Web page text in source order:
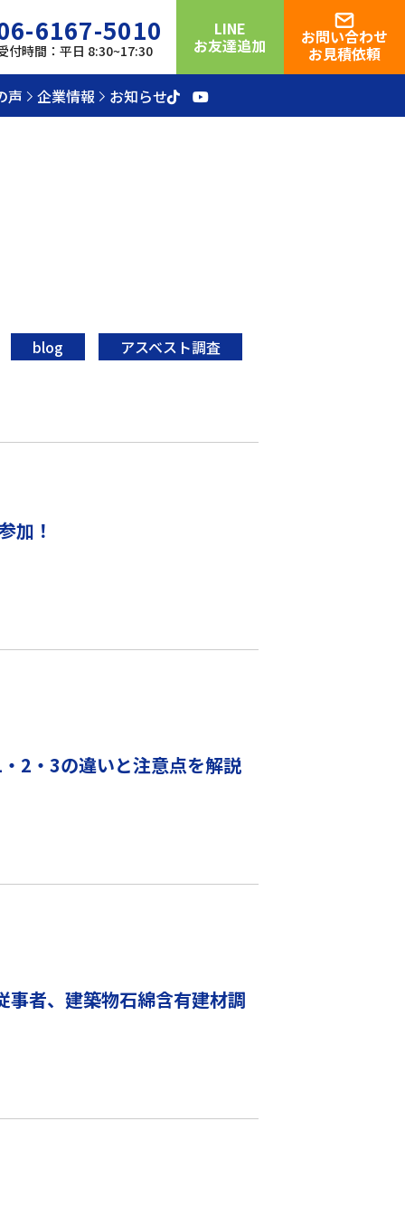
6167-5010
付時間：平日 8:30~17:30
LINE
お友達追加 お問い合わせ
お見積依頼
声
企業情報 お知らせ
blog アスベスト調査
加！
2・3の違いと注意点を解説
事者、建築物石綿含有建材調